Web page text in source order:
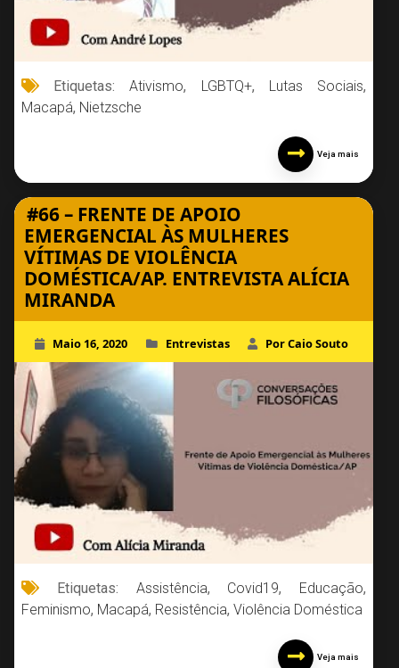
Etiquetas:Ativismo, LGBTQ+, Lutas Sociais,
Macapá, Nietzsche
Veja mais
#66 – FRENTE DE APOIO
EMERGENCIAL ÀS MULHERES
VÍTIMAS DE VIOLÊNCIA
DOMÉSTICA/AP. ENTREVISTA ALÍCIA
MIRANDA
Maio 16, 2020 Entrevistas Por Caio Souto
Etiquetas: Assistência, Covid19, Educação,
Feminismo, Macapá, Resistência, Violência Doméstica
Veja mais